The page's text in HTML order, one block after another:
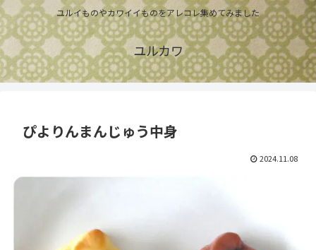
ユルイものやカワイイものをアレコレ集めてみました
ユルカワ
ぴよりんまんじゅう中身
2024.11.08